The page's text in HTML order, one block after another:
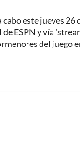
este jueves
ESPN y vía
del juego